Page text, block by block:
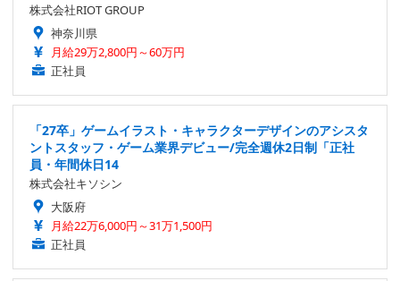
株式会社RIOT GROUP
神奈川県
月給29万2,800円～60万円
正社員
「27卒」ゲームイラスト・キャラクターデザインのアシスタ
ントスタッフ・ゲーム業界デビュー/完全週休2日制「正社
員・年間休日14
株式会社キソシン
大阪府
月給22万6,000円～31万1,500円
正社員